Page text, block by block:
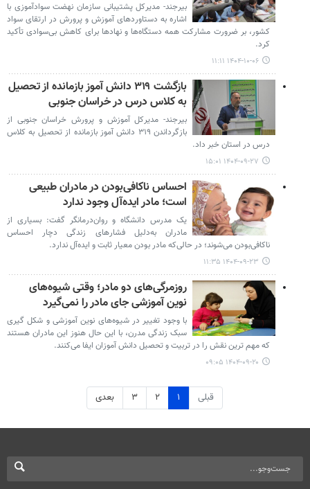
بیرجند- مدیرکل پشتیبانی سازمان نهضت سوادآموزی با
اشاره به دستاوردهای آموزش و پرورش در ارتقای سواد
کشور، بر ضرورت مشارکت همه دستگاه‌ها و نهادها برای کاهش بی‌سوادی تأکید
کرد.
۱۴۰۴-۱۰-۰۶ ۱۱:۱۱
بازگشت ۳۱۹ دانش آموز بازمانده از تحصیل
به کلاس درس در خراسان جنوبی
بیرجند- مدیرکل آموزش و پرورش خراسان جنوبی از
بازگرداندن ۳۱۹ دانش آموز بازمانده از تحصیل به کلاس
درس در استان خبر داد.
۱۴۰۴-۰۹-۲۷ ۱۵:۰۱
احساس ناکافی‌بودن در مادران طبیعی
است؛ مادر ایده‌آل وجود ندارد
یک مدرس دانشگاه و روان‌درمانگر گفت: بسیاری از
مادران به‌دلیل فشارهای زندگی دچار احساس
ناکافی‌بودن می‌شوند؛ در حالی‌که مادر بودن معیار ثابت و ایده‌آل ندارد.
۱۴۰۴-۰۹-۲۳ ۱۱:۳۵
روزمرگی‌های دو مادر؛ وقتی شیوه‌های
نوین آموزشی جای مادر را نمی‌گیرد
با وجود تغییر در شیوه‌های نوین آموزشی و شکل گیری
سبک زندگی مدرن، با این حال هنوز این مادران هستند
که مهم ترین نقش را در تربیت و تحصیل دانش آموزان ایفا می‌کنند.
۱۴۰۴-۰۹-۲۰ ۰۹:۰۵
قبلی ۱ ۲ ۳ بعدی